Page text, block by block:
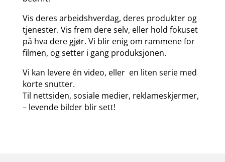
Vis deres arbeidshverdag, deres produkter og
tjenester. Vis frem dere selv, eller hold fokuset
på hva dere gjør. Vi blir enig om rammene for
filmen, og setter i gang produksjonen.
Vi kan levere én video, eller en liten serie med
korte snutter.
Til nettsiden, sosiale medier, reklameskjermer,
– levende bilder blir sett!